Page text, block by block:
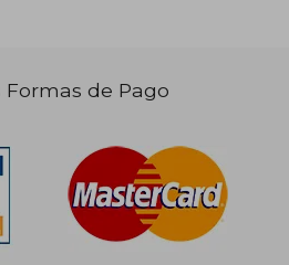
Formas de Pago